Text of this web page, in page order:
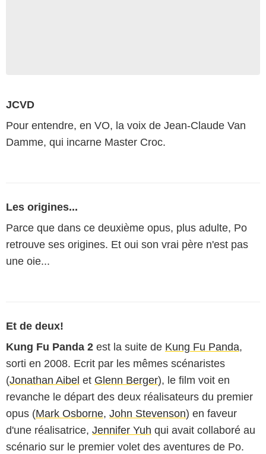
JCVD
Pour entendre, en VO, la voix de Jean-Claude Van
Damme, qui incarne Master Croc.
Les origines...
Parce que dans ce deuxième opus, plus adulte, Po
retrouve ses origines. Et oui son vrai père n'est pas
une oie...
Et de deux!
Kung Fu Panda 2 est la suite de Kung Fu Panda,
sorti en 2008. Ecrit par les mêmes scénaristes
(Jonathan Aibel et Glenn Berger), le film voit en
revanche le départ des deux réalisateurs du premier
opus (Mark Osborne, John Stevenson) en faveur
d'une réalisatrice, Jennifer Yuh qui avait collaboré au
scénario sur le premier volet des aventures de Po.